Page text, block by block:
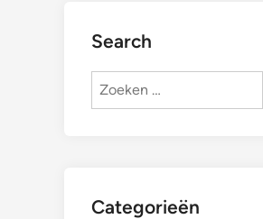
Search
Zoeken
Categorieën